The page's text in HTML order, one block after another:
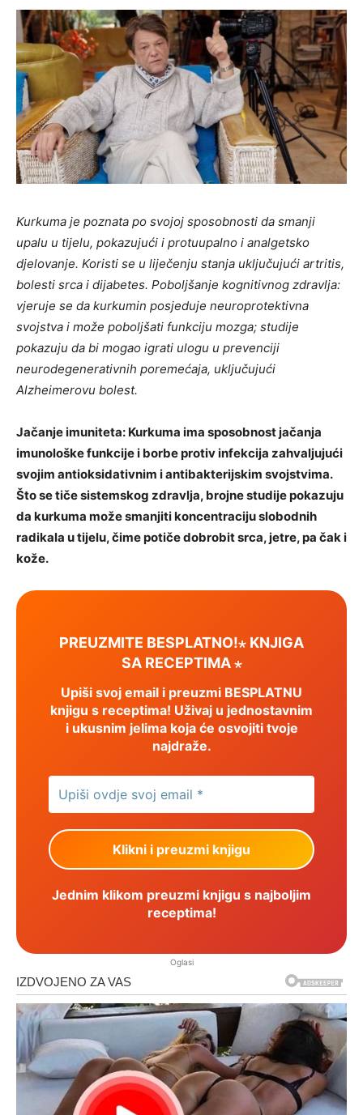
Kurkuma je poznata po svojoj sposobnosti da smanji
upalu u tijelu, pokazujući i protuupalno i analgetsko
djelovanje. Koristi se u liječenju stanja uključujući artritis,
bolesti srca i dijabetes. Poboljšanje kognitivnog zdravlja:
vjeruje se da kurkumin posjeduje neuroprotektivna
svojstva i može poboljšati funkciju mozga; studije
pokazuju da bi mogao igrati ulogu u prevenciji
neurodegenerativnih poremećaja, uključujući
Alzheimerovu bolest.
Jačanje imuniteta: Kurkuma ima sposobnost jačanja
imunološke funkcije i borbe protiv infekcija zahvaljujući
svojim antioksidativnim i antibakterijskim svojstvima.
Što se tiče sistemskog zdravlja, brojne studije pokazuju
da kurkuma može smanjiti koncentraciju slobodnih
radikala u tijelu, čime potiče dobrobit srca, jetre, pa čak i
kože.
PREUZMITE BESPLATNO!⋆ KNJIGA
SA RECEPTIMA ⋆
Upiši svoj email i preuzmi BESPLATNU
knjigu s receptima! Uživaj u jednostavnim
i ukusnim jelima koja će osvojiti tvoje
najdraže.
Jednim klikom preuzmi knjigu s najboljim
receptima!
Oglasi